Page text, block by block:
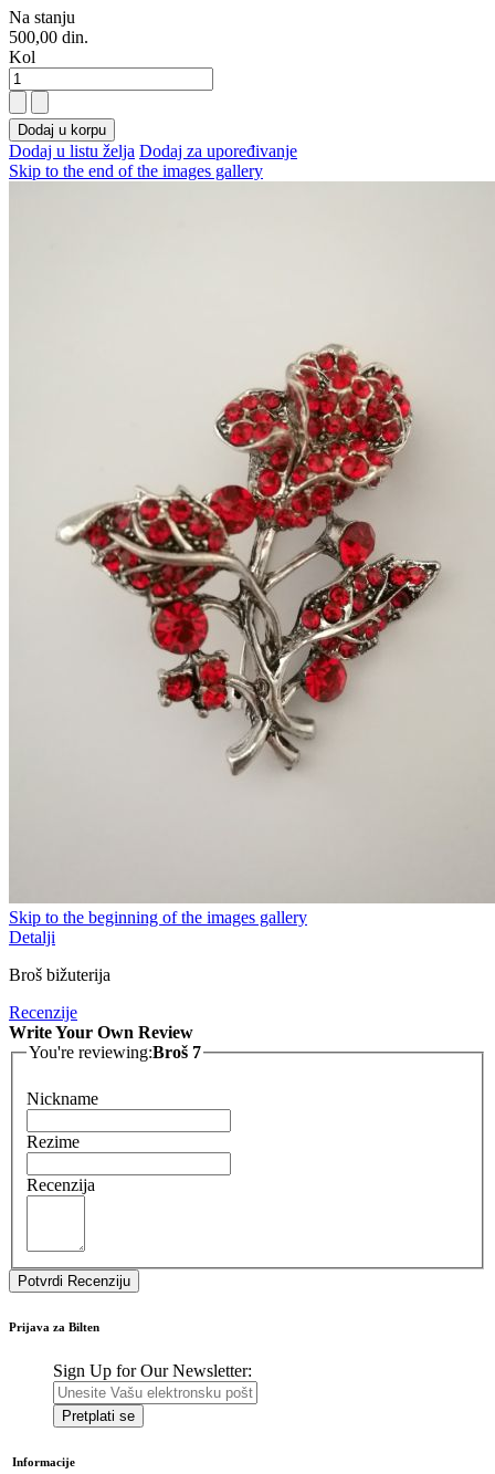
Na stanju
500,00 din.
Kol
Dodaj u korpu
Dodaj u listu želja Dodaj za upoređivanje
Skip to the end of the images gallery
Skip to the beginning of the images gallery
Detalji
Broš bižuterija
Recenzije
Write Your Own Review
You're reviewing:Broš 7
Nickname
Rezime
Recenzija
Potvrdi Recenziju
Prijava za Bilten
Sign Up for Our Newsletter:
Pretplati se
Informacije